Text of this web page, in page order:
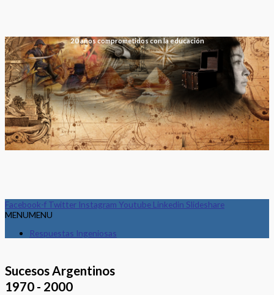
20 años comprometidos con la educación
Facebook-f Twitter Instagram Youtube Linkedin Slideshare
MENUMENU
Respuestas Ingeniosas
Sucesos Argentinos
1970 - 2000